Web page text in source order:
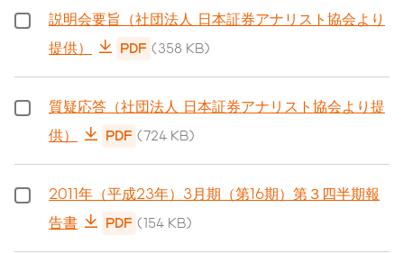
説明会要旨（社団法人 日本証券アナリスト協会より
提供）
PDF (358 KB)
質疑応答（社団法人 日本証券アナリスト協会より提
供）
PDF (724 KB)
2011年（平成23年）3月期（第16期）第３四半期報
告書
PDF (154 KB)